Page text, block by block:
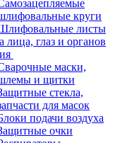
круги
листы
лица, глаз и органов
маски,
и щитки
стекла,
для масок
подачи воздуха
очки